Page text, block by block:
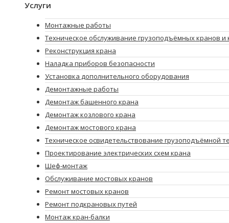
Услуги
Монтажные работы
Техническое обслуживание грузоподъёмных кранов и
Реконструкция крана
Наладка приборов безопасности
Установка дополнительного оборудования
Демонтажные работы
Демонтаж башенного крана
Демонтаж козлового крана
Демонтаж мостового крана
Техническое освидетельствование грузоподъёмной
Проектирование электрических схем крана
Шеф-монтаж
Обслуживание мостовых кранов
Ремонт мостовых кранов
Ремонт подкрановых путей
Монтаж кран-балки